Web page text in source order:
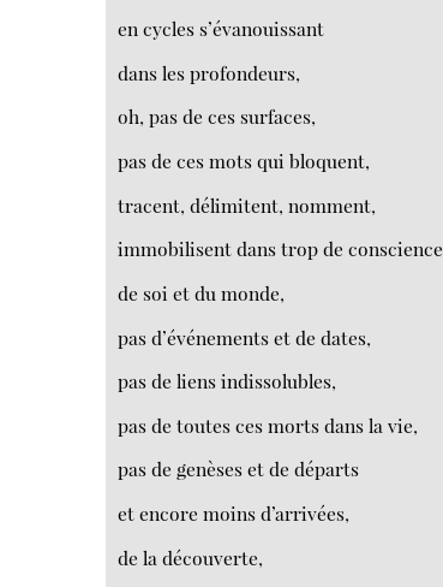
en cycles s’évanouissant
dans les profondeurs,
oh, pas de ces surfaces,
pas de ces mots qui bloquent,
tracent, délimitent, nomment,
immobilisent dans trop de conscience
de soi et du monde,
pas d’événements et de dates,
pas de liens indissolubles,
pas de toutes ces morts dans la vie,
pas de genèses et de départs
et encore moins d’arrivées,
de la découverte,